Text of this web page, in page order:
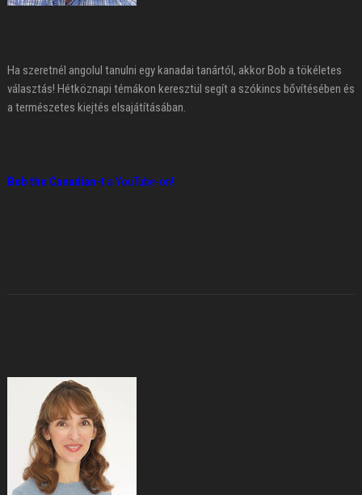
Ha szeretnél angolul tanulni egy kanadai tanártól, akkor Bob a tökéletes
választás! Hétköznapi témákon keresztül segít a szókincs bővítésében és
a természetes kiejtés elsajátításában.
Bob the Canadian-t a YouTube-on!